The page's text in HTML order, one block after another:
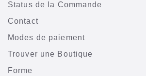
Status de la Commande
Contact
Modes de paiement
Trouver une Boutique
Forme